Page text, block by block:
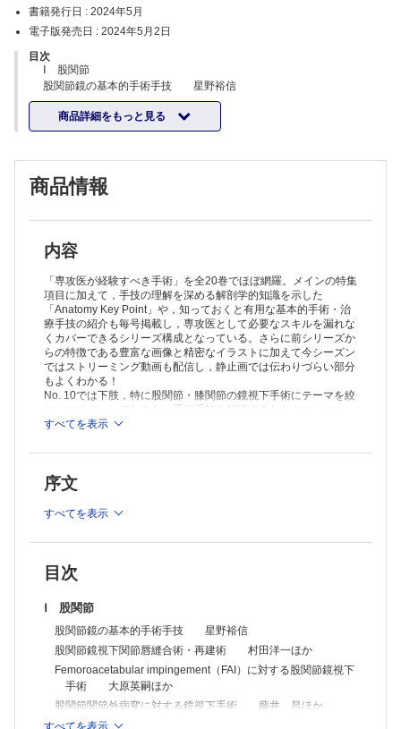
書籍発行日 : 2024年5月
電子版発売日 : 2024年5月2日
目次
Ⅰ 股関節
股関節鏡の基本的手術手技 星野裕信
股関節鏡視下関節唇縫合術・再建術 村田洋一ほか
Femoroacetabular impingement（FAI）に対する股関節鏡視下手術
大原英嗣ほか
Ⅱ 膝関節
膝関節鏡の基本的手術手技 石橋恭之
円板状半月板に対する手術 橋本祐介
内側半月板後根断裂に対する修復術 古松毅之
二重束前十字靱帯再建術 星野祐一
膝蓋腱を用いた前十字靱帯再建術（長方形骨孔法） 前 達雄ほか
後十字靱帯再建術 中前敦雄ほか
膝内側支持機構修復・再建術 近藤英司
Modified Larson法による膝関節後外側支持機構再建術 田島卓也ほ
か
関節鏡視下滑膜切除術 伊藤匡史ほか
基本的治療手技
股関節疾患に対する注射療法 関 健
膝窩嚢胞に対する治療 関矢 仁
商品詳細をもっと見る
商品情報
内容
「専攻医が経験すべき手術」を全20巻でほぼ網羅。メインの特集
項目に加えて，手技の理解を深める解剖学的知識を示した
「Anatomy Key Point」や，知っておくと有用な基本的手術・治
療手技の紹介も毎号掲載し，専攻医として必要なスキルを漏れな
くカバーできるシリーズ構成となっている。さらに前シリーズか
らの特徴である豊富な画像と精密なイラストに加えて今シーズン
ではストリーミング動画も配信し，静止画では伝わりづらい部分
もよくわかる！
No. 10では下肢，特に股関節・膝関節の鏡視下手術にテーマを絞
り，マスターしておきたい手術手技を解説するとともに，エコー
を用いた股関節疾患に対する注射療法と膝窩嚢胞に対する治療も
すべてを表示
序文
すべてを表示
目次
Ⅰ 股関節
股関節鏡の基本的手術手技 星野裕信
股関節鏡視下関節唇縫合術・再建術 村田洋一ほか
Femoroacetabular impingement（FAI）に対する股関節鏡視下
手術 大原英嗣ほか
股関節関節外病変に対する鏡視下手術 藤井 昌ほか
股関節鏡による小児股関節疾患の治療 森山美知子ほか